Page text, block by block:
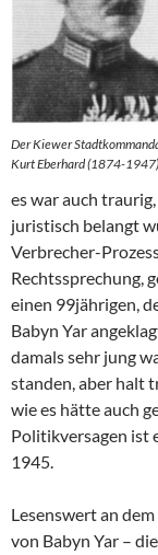
Der Kiewer
Kurt Eberhard (1874-1947)
es war auch
juristisch belangt
Verbrecher-
Rechtssprechung,
einen 99jährigen,
Babyn Yar
damals sehr jung
standen, aber halt
wie es hätte auch
Politikversagen ist
1945.
Lesenswert an
von Babyn Yar –